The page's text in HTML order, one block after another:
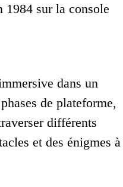
1984 sur la console
dans un
de plateforme,
différents
et des énigmes à